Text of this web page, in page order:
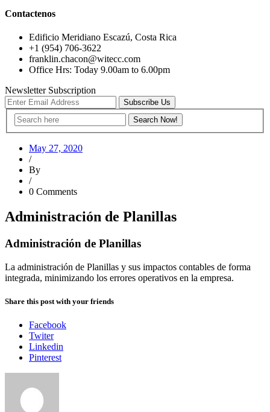
Contactenos
Edificio Meridiano Escazú, Costa Rica
+1 (954) 706-3622
franklin.chacon@witecc.com
Office Hrs: Today 9.00am to 6.00pm
Newsletter Subscription
Subscribe Us
May 27, 2020
/
By
/
0 Comments
Administración de Planillas
Administración de Planillas
La administración de Planillas y sus impactos contables de forma
integrada, minimizando los errores operativos en la empresa.
Share this post with your friends
Facebook
Twiter
Linkedin
Pinterest